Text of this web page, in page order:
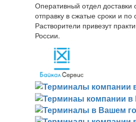
Оперативный отдел доставки
отправку в сжатые сроки и
Растворители привезут
России.